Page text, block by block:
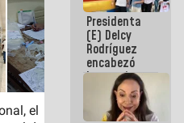
por que no
sabemos si
la semana
que viene
hay
programa
Presidenta
(E) Delcy
Rodríguez
encabezó
lanzamiento
del Plan
Nacional de
Recreación